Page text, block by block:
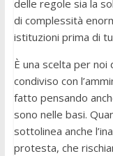
delle regole sia la
di complessità
istituzioni prima di
È una scelta per noi
condiviso con
fatto pensando
sono nelle basi.
sottolinea anche
protesta, che